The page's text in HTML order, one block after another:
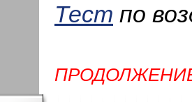
Тест по